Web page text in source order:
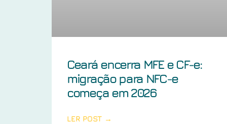
Ceará encerra MFE e CF-e:
migração para NFC-e
começa em 2026
LER POST →